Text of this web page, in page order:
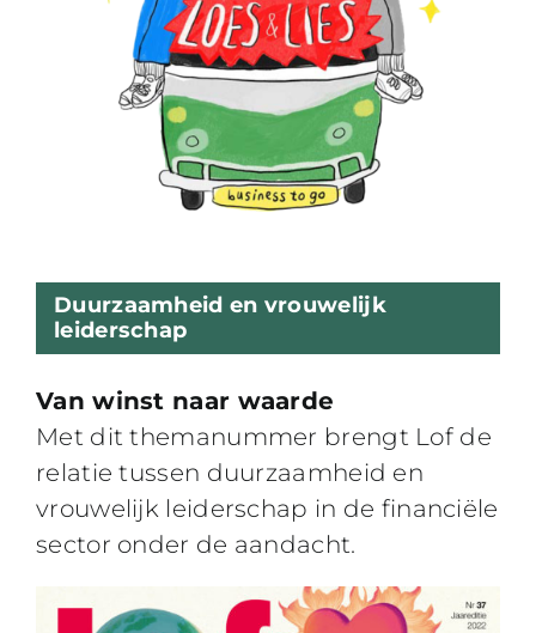
Duurzaamheid en vrouwelijk
leiderschap
Van winst naar waarde
Met dit themanummer brengt Lof de
relatie tussen duurzaamheid en
vrouwelijk leiderschap in de financiële
sector onder de aandacht.